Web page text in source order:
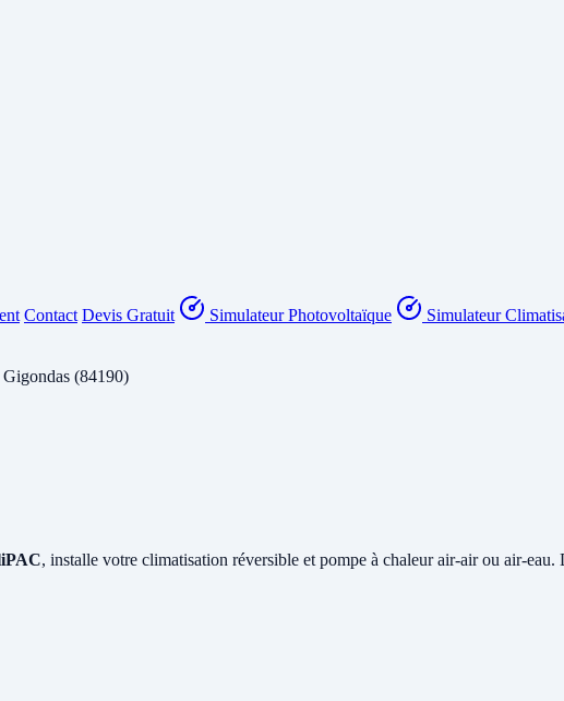
Contact Devis Gratuit Simulateur Photovoltaïque Simulateur
(84190)
, installe votre climatisation réversible et pompe à chaleur air-air ou air-